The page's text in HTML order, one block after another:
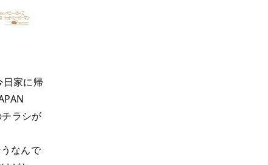
日家に帰
ラシが
なんで